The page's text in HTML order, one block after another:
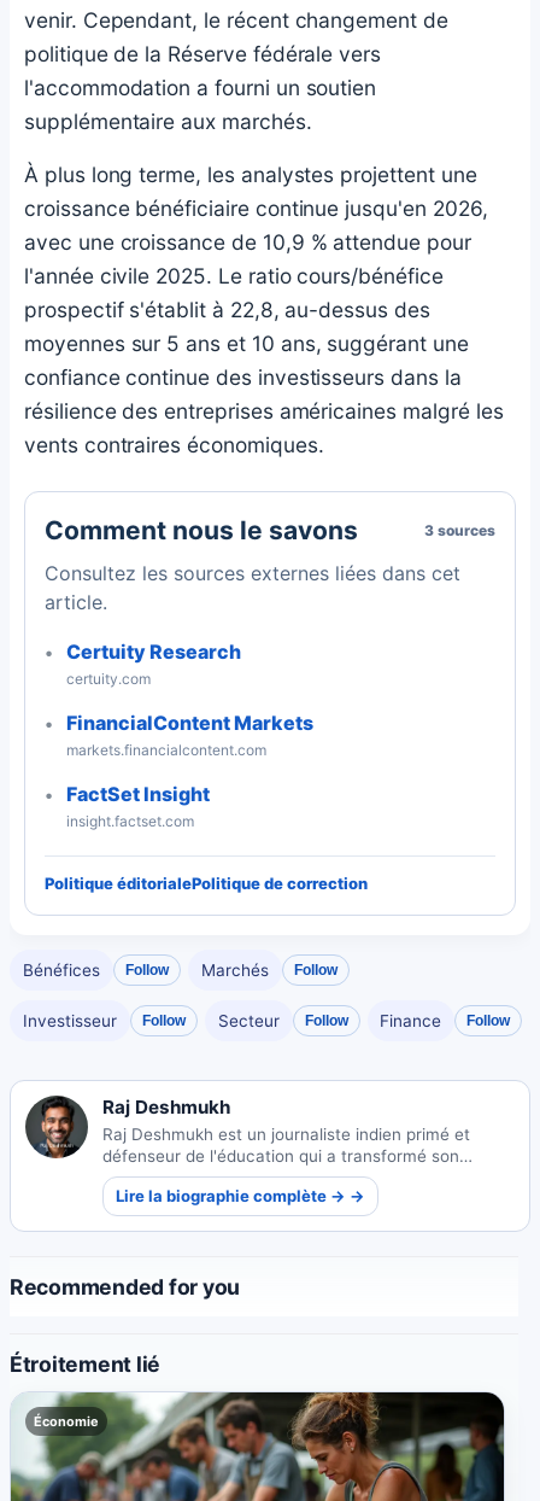
venir. Cependant, le récent changement de
politique de la Réserve fédérale vers
l'accommodation a fourni un soutien
supplémentaire aux marchés.
À plus long terme, les analystes projettent une
croissance bénéficiaire continue jusqu'en 2026,
avec une croissance de 10,9 % attendue pour
l'année civile 2025. Le ratio cours/bénéfice
prospectif s'établit à 22,8, au-dessus des
moyennes sur 5 ans et 10 ans, suggérant une
confiance continue des investisseurs dans la
résilience des entreprises américaines malgré les
vents contraires économiques.
Comment nous le savons 3 sources
Consultez les sources externes liées dans cet
article.
Certuity Research
certuity.com
FinancialContent Markets
markets.financialcontent.com
FactSet Insight
insight.factset.com
Politique éditorialePolitique de correction
Bénéfices Follow Marchés Follow
Investisseur Follow Secteur Follow Finance Follow
Raj Deshmukh
Raj Deshmukh est un journaliste indien primé et
défenseur de l'éducation qui a transformé son
expérience personnelle en reportages percutants sur
les écoles rurales. Son travail a déclenché des
réformes politiques et lui a valu une reconnaissance
Lire la biographie complète → →
Recommended for you
Étroitement lié
Économie